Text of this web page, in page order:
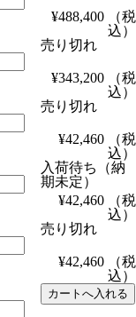
¥488,400
（税
込）
売り切れ
¥343,200
（税
込）
売り切れ
¥42,460
（税
込）
入荷待ち（納
期未定）
¥42,460
（税
込）
売り切れ
¥42,460
（税
込）